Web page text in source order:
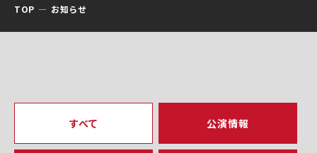
TOP お知らせ
すべて 公演情報